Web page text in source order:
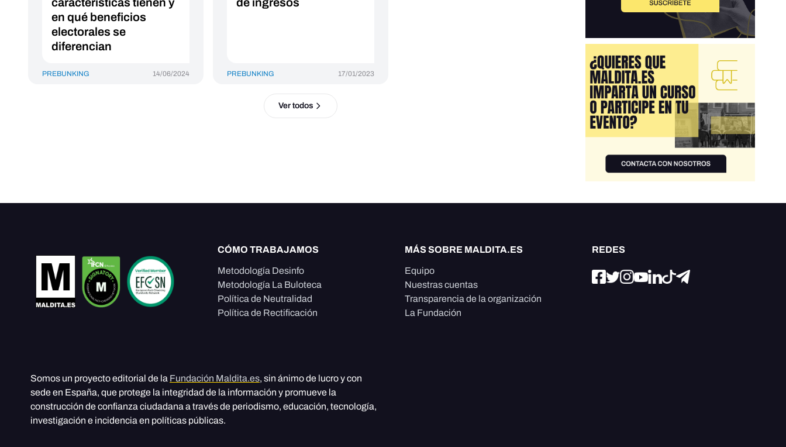
en qué beneficios
electorales se
diferencian
PREBUNKING 14/06/2024 PREBUNKING 17/01/2023
Ver todos
CÓMO TRABAJAMOS
Metodología Desinfo
Metodología La Buloteca
Política de Neutralidad
Política de Rectificación
MÁS SOBRE MALDITA.ES
Equipo
Nuestras cuentas
Transparencia de la organización
La Fundación
REDES
Somos un proyecto editorial de la Fundación Maldita.es, sin ánimo de lucro y con
sede en España, que protege la integridad de la información y promueve la
construcción de confianza ciudadana a través de periodismo, educación, tecnología,
investigación e incidencia en políticas públicas.